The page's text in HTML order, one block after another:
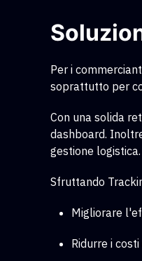
Per i
soprattutto per
Con una solida
dashboard.
gestione logistica.
Sfruttando
Migliorare
Ridurre i